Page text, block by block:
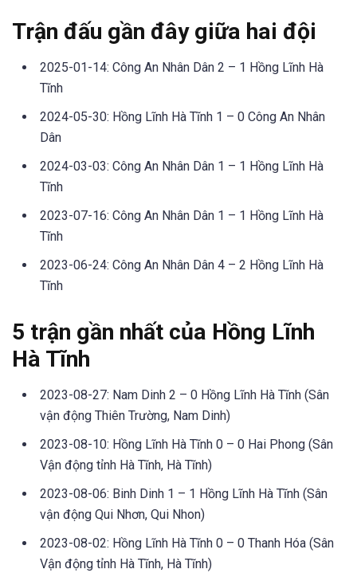
Trận đấu gần đây giữa hai đội
2025-01-14: Công An Nhân Dân 2 – 1 Hồng Lĩnh Hà
Tĩnh
2024-05-30: Hồng Lĩnh Hà Tĩnh 1 – 0 Công An Nhân
Dân
2024-03-03: Công An Nhân Dân 1 – 1 Hồng Lĩnh Hà
Tĩnh
2023-07-16: Công An Nhân Dân 1 – 1 Hồng Lĩnh Hà
Tĩnh
2023-06-24: Công An Nhân Dân 4 – 2 Hồng Lĩnh Hà
Tĩnh
5 trận gần nhất của Hồng Lĩnh
Hà Tĩnh
2023-08-27: Nam Dinh 2 – 0 Hồng Lĩnh Hà Tĩnh (Sân
vận động Thiên Trường, Nam Dinh)
2023-08-10: Hồng Lĩnh Hà Tĩnh 0 – 0 Hai Phong (Sân
Vận động tỉnh Hà Tĩnh, Hà Tĩnh)
2023-08-06: Binh Dinh 1 – 1 Hồng Lĩnh Hà Tĩnh (Sân
vận động Qui Nhơn, Qui Nhon)
2023-08-02: Hồng Lĩnh Hà Tĩnh 0 – 0 Thanh Hóa (Sân
Vận động tỉnh Hà Tĩnh, Hà Tĩnh)